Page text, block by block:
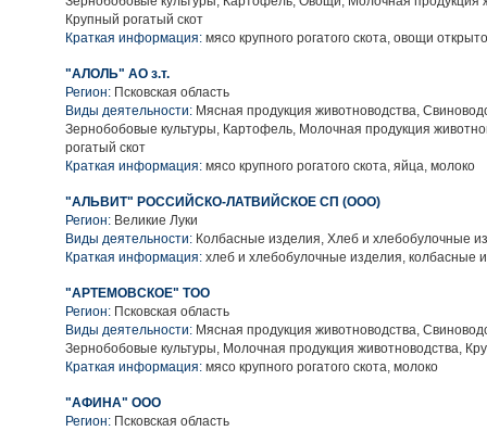
Крупный рогатый скот
Краткая информация: мясо крупного рогатого скота, овощи
"АЛОЛЬ" АО з.т.
Регион: Псковская область
Виды деятельности: Мясная продукция животноводства,
Зернобобовые культуры, Картофель, Молочная продукция
рогатый скот
Краткая информация: мясо крупного рогатого скота, яйца, молоко
"АЛЬВИТ" РОССИЙСКО-ЛАТВИЙСКОЕ СП (ООО)
Регион: Великие Луки
Виды деятельности: Колбасные изделия, Хлеб и хлебобулочные
Краткая информация: хлеб и хлебобулочные изделия, колбасные
"АРТЕМОВСКОЕ" ТОО
Регион: Псковская область
Виды деятельности: Мясная продукция животноводства,
Зернобобовые культуры, Молочная продукция животноводства,
Краткая информация: мясо крупного рогатого скота, молоко
"АФИНА" ООО
Регион: Псковская область